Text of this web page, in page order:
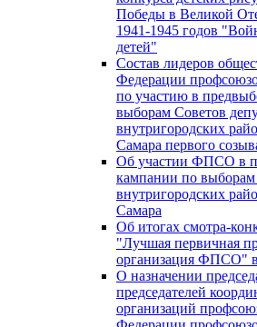
Победы в Великой
1941-1945 годов
детей"
Состав лидеров
Федерации
по участию в
выборам Советов
внутригородских
Самара первого
Об участии ФПСО в
кампании по выборам
внутригородских
Самара
Об итогах смотра-
"Лучшая первичная
организация ФПСО"
О назначении
председателей
организаций